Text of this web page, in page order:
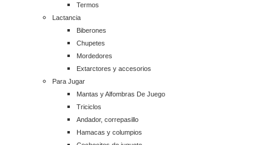
Termos
Lactancia
Biberones
Chupetes
Mordedores
Extarctores y accesorios
Para Jugar
Mantas y Alfombras De Juego
Triciclos
Andador, correpasillo
Hamacas y columpios